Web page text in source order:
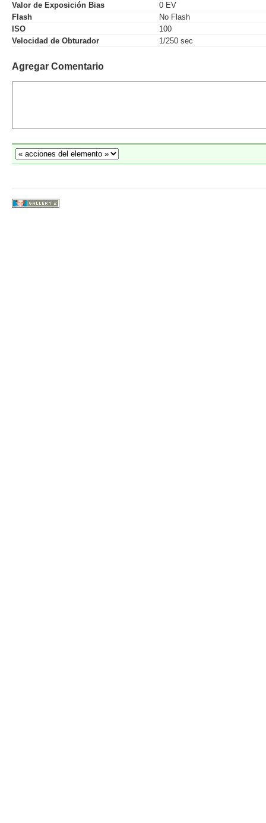
Valor de Exposición Bias
0 EV
Flash
No Flash
ISO
100
Velocidad de Obturador
1/250 sec
Agregar Comentario